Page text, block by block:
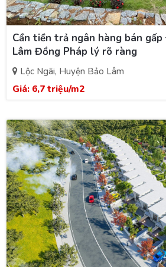
Cần tiền trả ngân hàng bán
Lâm Đồng Pháp lý rõ ràng
Lộc Ngãi, Huyện Bảo Lâm
Giá: 6,7 triệu/m2